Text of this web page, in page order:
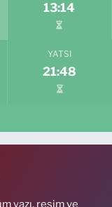
13:14
YATSI
21:48
yazı, resim ve